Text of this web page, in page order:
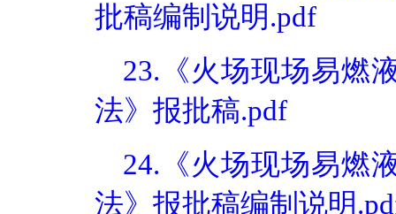
批稿编制说明.pdf
23.《火场现场易燃
法》报批稿.pdf
24.《火场现场易燃
法》报批稿编制说明